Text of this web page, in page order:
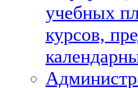
учебных
курсов,